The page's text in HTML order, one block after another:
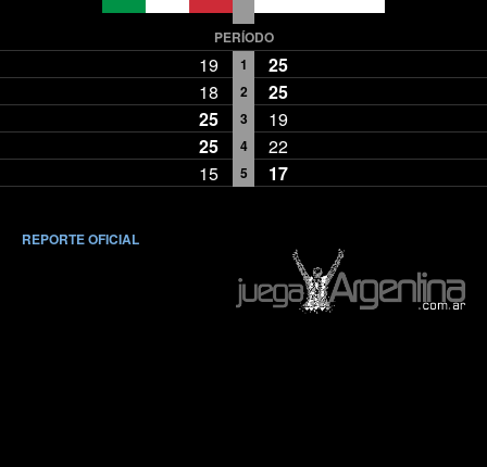
PERÍODO
19 1
25
18
2
25
25
3
19
25
4
22
15
5 17
REPORTE OFICIAL